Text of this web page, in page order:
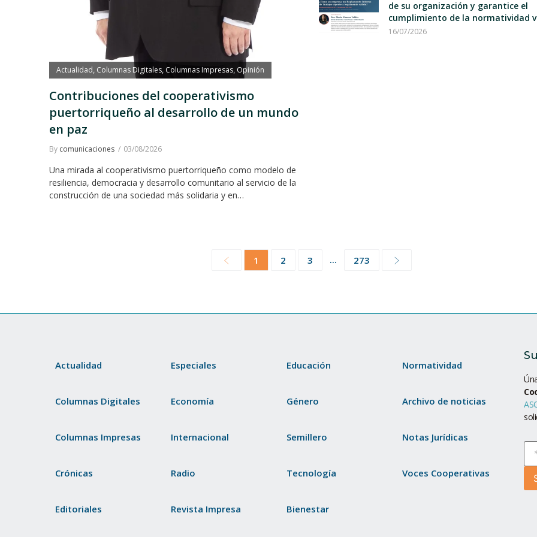
Actualidad Columnas Digitales, Columnas Impresas, Opinión
Contribuciones del cooperativismo
puertorriqueño al desarrollo de un mundo
en paz
By comunicaciones 03/08/2026
Una mirada al cooperativismo puertorriqueño como modelo de
resiliencia, democracia y desarrollo comunitario al servicio de la
construcción de una sociedad más solidaria y en…
de su organización y garantice el
cumplimiento de la normatividad
16/07/2026
1 2 3 ... 273
Actualidad
Columnas Digitales
Columnas Impresas
Crónicas
Editoriales
Especiales
Economía
Internacional
Radio
Revista Impresa
Educación
Género
Semillero
Tecnología
Bienestar
Normatividad
Archivo de noticias
Notas Jurídicas
Voces Cooperativas